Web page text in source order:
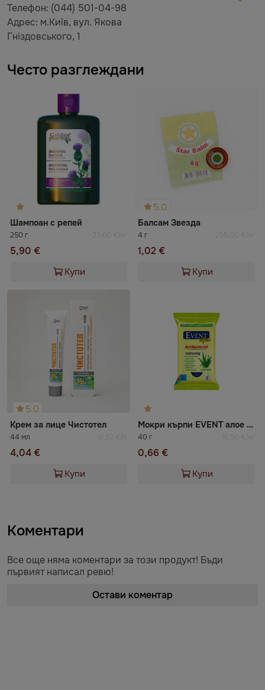
Телефон: (044) 501-04-98
Адрес: м.Київ, вул. Якова
Гніздовського, 1
Често разглеждани
Шампоан с репей
250 г 23,60 €/кг
5,90 €
Купи
5.0
Балсам Звезда
4 г 255,00 €/кг
1,02 €
Купи
5.0
Крем за лице Чистотел
44 мл 91,82 €/л
4,04 €
Купи
Мокри кърпи EVENT алое 15бр
40 г 16,50 €/кг
0,66 €
Купи
Коментари
Все още няма коментари за този продукт! Бъди
първият написал ревю!
Остави коментар